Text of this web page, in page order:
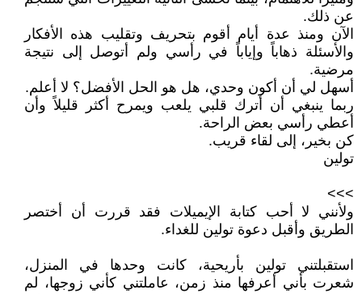
عن ذلك.
الآن ومنذ عدة أيام أقوم بتحريف وتقليب هذه الأفكار
والأسئلة ذهاباً وإياباً في رأسي ولم أتوصل إلى نتيجة
مرضية.
أسهل لي أن أكون وحدي، هل هو الحل الأفضل؟ لا أعلم.
ربما ينبغي أن أترك قلبي يلعب ويمرح أكثر قليلاً وأن
أعطي رأسي بعض الراحة.
كن بخير، إلى لقاء قريب.
تولين
>>>
ولأنني لا أحب كتابة الإيميلات فقد قررت أن أختصر
الطريق وأقبل دعوة تولين للغداء.
استقبلتني تولين بأريحية، كانت وحدها في المنزل،
شعرت بأني أعرفها منذ زمن، عاملتني كأني زوجها، لم